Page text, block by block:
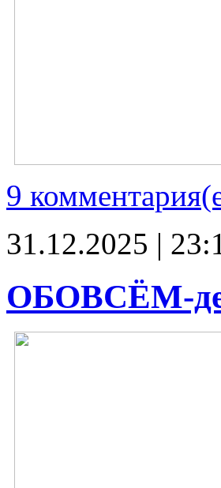
9
31.12.2025 |
ОБОВСЁМ-